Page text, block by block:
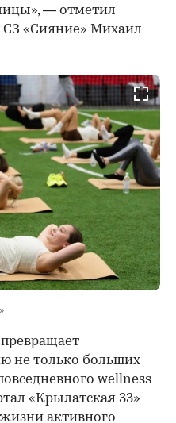
— отметил
СЗ «Сияние» Михаил
не только больших
wellness-
«Крылатская 33»
активного